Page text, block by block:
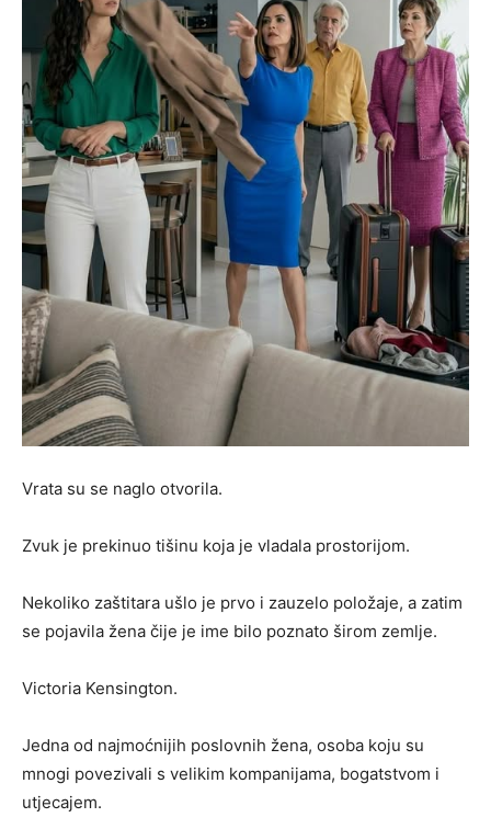
Vrata su se naglo otvorila.
Zvuk je prekinuo tišinu koja je vladala prostorijom.
Nekoliko zaštitara ušlo je prvo i zauzelo položaje, a zatim
se pojavila žena čije je ime bilo poznato širom zemlje.
Victoria Kensington.
Jedna od najmoćnijih poslovnih žena, osoba koju su
mnogi povezivali s velikim kompanijama, bogatstvom i
utjecajem.